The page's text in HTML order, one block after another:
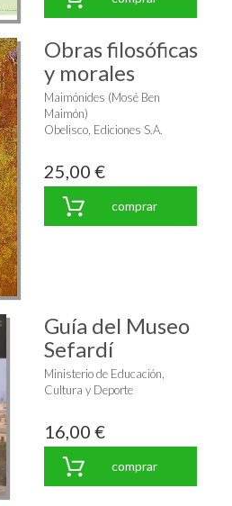
Obras filosóficas
y morales
Maimónides (Mosé Ben
Maimón)
Obelisco, Ediciones S.A.
25,00 €
comprar
Guía del Museo
Sefardí
Ministerio de Educación,
Cultura y Deporte
16,00 €
comprar